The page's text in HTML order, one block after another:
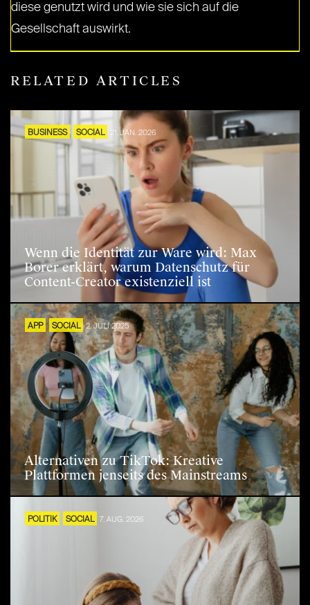
diese genutzt wird und wie sie sich auf die
Gesellschaft auswirkt.
RELATED ARTICLES
BUSINESS SOCIAL 21. JAN. 2026
Wenn die Identität zur Ware wird: Max
Borer erklärt, warum Datenschutz für
Content-Creator existenziell ist
APP SOCIAL 2. JULI 2025
Alternativen zu TikTok: Kreative
Plattformen jenseits des Mainstreams
POLITIK SOCIAL 7. AUG. 2026